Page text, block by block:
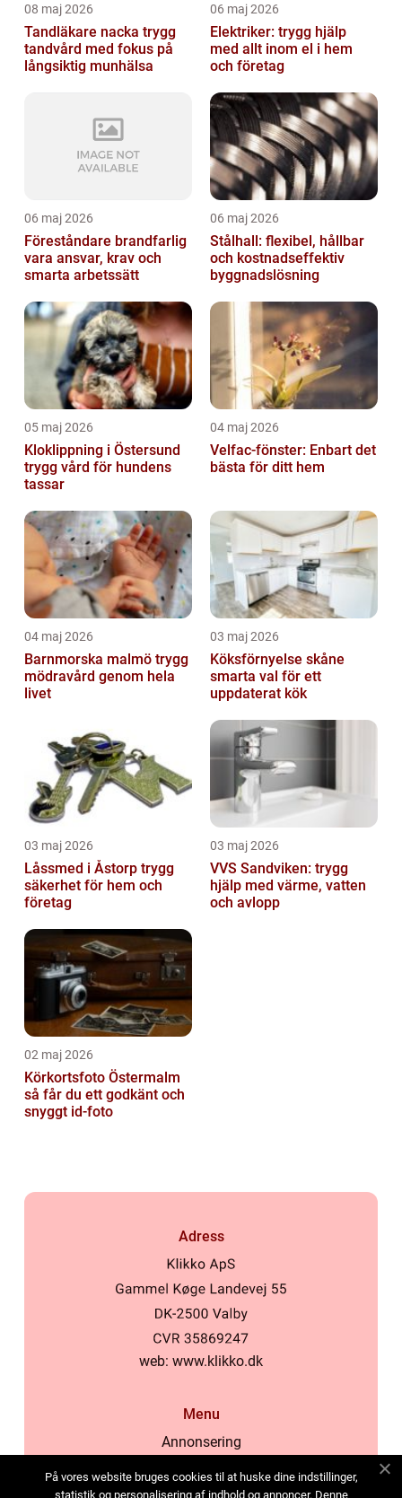
08 maj 2026
Tandläkare nacka trygg
tandvård med fokus på
långsiktig munhälsa
06 maj 2026
Elektriker: trygg hjälp
med allt inom el i hem
och företag
06 maj 2026
Föreståndare brandfarlig
vara ansvar, krav och
smarta arbetssätt
06 maj 2026
Stålhall: flexibel, hållbar
och kostnadseffektiv
byggnadslösning
05 maj 2026
Kloklippning i Östersund
trygg vård för hundens
tassar
04 maj 2026
Velfac-fönster: Enbart det
bästa för ditt hem
04 maj 2026
Barnmorska malmö trygg
mödravård genom hela
livet
03 maj 2026
Köksförnyelse skåne
smarta val för ett
uppdaterat kök
03 maj 2026
Låssmed i Åstorp trygg
säkerhet för hem och
företag
03 maj 2026
VVS Sandviken: trygg
hjälp med värme, vatten
och avlopp
02 maj 2026
Körkortsfoto Östermalm
så får du ett godkänt och
snyggt id-foto
Adress
web: www.klikko.dk
Menu
Annonsering
Cookies
På vores website bruges cookies til at huske dine indstillinger,
statistik og personalisering af indhold og annoncer. Denne